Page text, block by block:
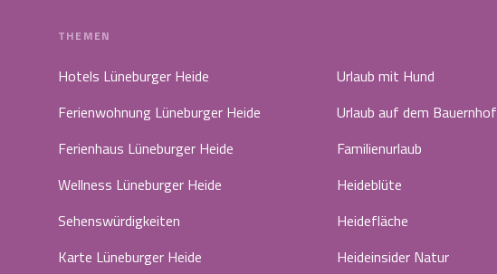
THEMEN
Hotels Lüneburger Heide
Ferienwohnung Lüneburger Heide
Ferienhaus Lüneburger Heide
Wellness Lüneburger Heide
Sehenswürdigkeiten
Karte Lüneburger Heide
Urlaub mit Hund
Urlaub auf dem Bauernhof
Familienurlaub
Heideblüte
Heidefläche
Heideinsider Natur